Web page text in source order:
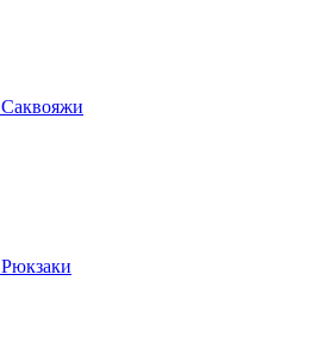
Саквояжи
Рюкзаки